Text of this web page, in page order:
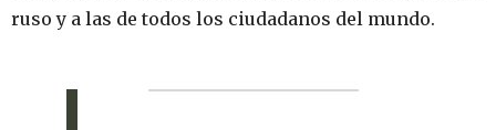
ruso y a las de todos los ciudadanos del mundo.